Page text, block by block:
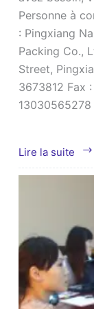
Personne à
: Pingxiang
Packing Co.,
Street,
3673812 Fax
13030565278
Lire la suite